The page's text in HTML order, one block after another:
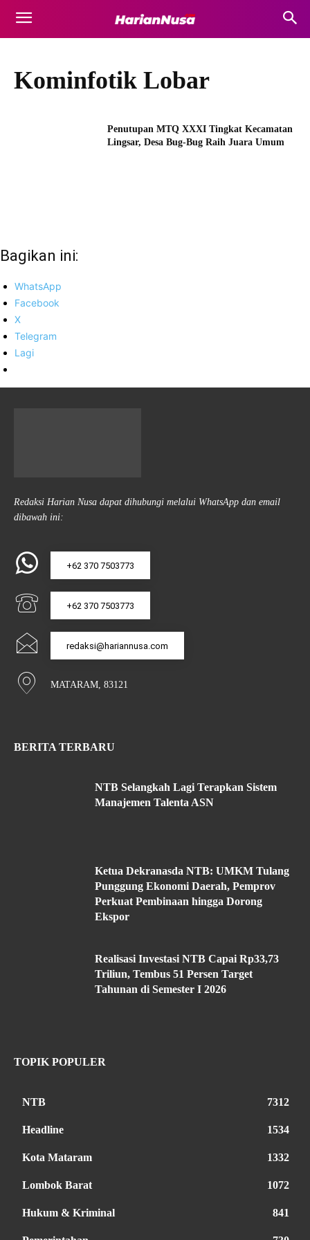
Kominfotik Lobar
Penutupan MTQ XXXI Tingkat Kecamatan
Lingsar, Desa Bug-Bug Raih Juara Umum
Bagikan ini:
WhatsApp
Facebook
X
Telegram
Lagi
Redaksi Harian Nusa dapat dihubungi melalui WhatsApp dan email
dibawah ini:
+62 370 7503773
+62 370 7503773
redaksi@hariannusa.com
MATARAM, 83121
BERITA TERBARU
NTB Selangkah Lagi Terapkan Sistem
Manajemen Talenta ASN
Ketua Dekranasda NTB: UMKM Tulang
Punggung Ekonomi Daerah, Pemprov
Perkuat Pembinaan hingga Dorong
Ekspor
Realisasi Investasi NTB Capai Rp33,73
Triliun, Tembus 51 Persen Target
Tahunan di Semester I 2026
TOPIK POPULER
NTB 7312
Headline 1534
Kota Mataram 1332
Lombok Barat 1072
Hukum & Kriminal 841